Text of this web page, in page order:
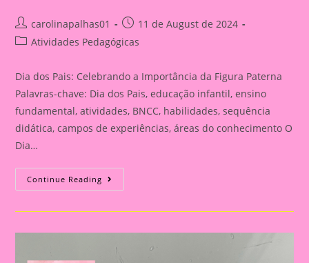
Post
author:
carolinapalhas01
Post
published:
11 de August de 2024
PostAtividades Pedagógicas
Dia dos Pais: Celebrando a Importância da Figura Paterna
Palavras-chave: Dia dos Pais, educação infantil, ensino
fundamental, atividades, BNCC, habilidades, sequência
didática, campos de experiências, áreas do conhecimento O
Dia…
Continue Reading Cartão
Lembrança
O
Pais